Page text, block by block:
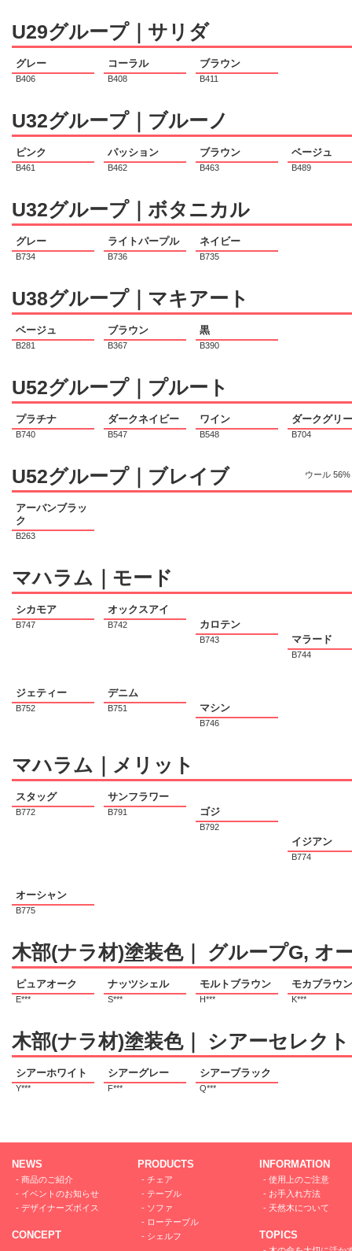
U29グループ｜サリダ
グレー
B406
コーラル
B408
ブラウン
B411
U32グループ｜ブルーノ
ピンク
B461
パッション
B462
ブラウン
B463
ベージュ
B489
U32グループ｜ボタニカル
グレー
B734
ライトパープル
B736
ネイビー
B735
U38グループ｜マキアート
ベージュ
B281
ブラウン
B367
黒
B390
U52グループ｜プルート
プラチナ
B740
ダークネイビー
B547
ワイン
B548
ダークグリ
B704
U52グループ｜ブレイブ ウール
アーバンブラッ
ク
B263
マハラム｜モード
シカモア
B747
オックスアイ
B742 カロテン
B743 マラード
B744
ジェティー
B752
デニム
B751 マシン
B746
マハラム｜メリット
スタッグ
B772
サンフラワー
B791 ゴジ
B792
イジアン
B774
オーシャン
B775
木部(ナラ材)塗装色｜ グループG, オ
ピュアオーク
E***
ナッツシェル
S***
モルトブラウン
H***
モカブラウン
K***
木部(ナラ材)塗装色｜ シアーセレクト
シアーホワイト
Y***
シアーグレー
F***
シアーブラック
Q***
NEWS
- 商品のご紹介
- イベントのお知らせ
- デザイナーズボイス
CONCEPT
PRODUCTS
- チェア
- テーブル
- ソファ
- ローテーブル
- シェルフ
INFORMATION
- 使用上のご注意
- お手入れ方法
- 天然木について
TOPICS